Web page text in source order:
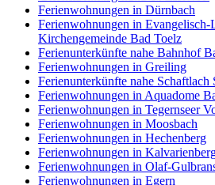
Ferienwohnungen in Dürnbach
Ferienwohnungen in Evangelisch-
Kirchengemeinde Bad Toelz
Ferienunterkünfte nahe Bahnhof
Ferienwohnungen in Greiling
Ferienunterkünfte nahe Schaftlach
Ferienwohnungen in Aquadome
Ferienwohnungen in Tegernseer
Ferienwohnungen in Moosbach
Ferienwohnungen in Hechenberg
Ferienwohnungen in
Ferienwohnungen in Olaf-
Ferienwohnungen in Egern